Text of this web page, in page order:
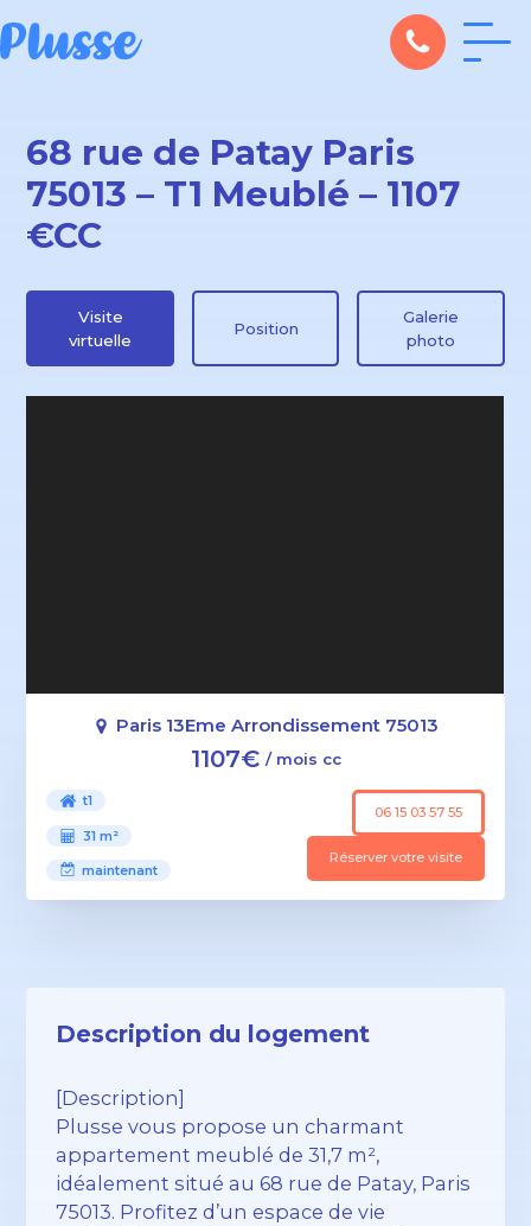
68 rue de Patay Paris
75013 – T1 Meublé – 1107
€CC
Visite
virtuelle
Position
Galerie
photo
Paris 13Eme Arrondissement 75013
1107€ / mois cc
t1
31 m²
maintenant
06 15 03 57 55
Réserver votre visite
Description du logement
[Description]
Plusse vous propose un charmant
appartement meublé de 31,7 m²,
idéalement situé au 68 rue de Patay, Paris
75013. Profitez d’un espace de vie